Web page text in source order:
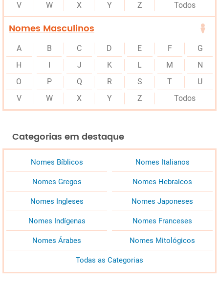
V
W X Y Z Todos
Nomes Masculinos
A B C D E F
G
H
J K L M
N
O
P Q R S T
U
V
W X Y Z Todos
Categorias em destaque
Nomes Bíblicos Nomes Italianos
Nomes Gregos Nomes Hebraicos
Nomes Ingleses Nomes Japoneses
Nomes Indígenas Nomes Franceses
Nomes Árabes Nomes Mitológicos
Todas as Categorias